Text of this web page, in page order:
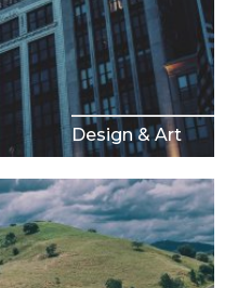
Design & Art